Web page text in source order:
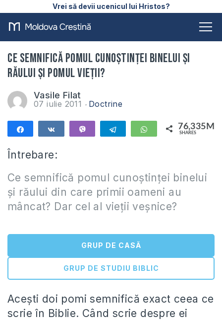
Vrei să devii ucenicul lui Hristos?
Ce semnifică pomul cunoştinţei binelui şi
răului şi pomul vieţii?
Vasile Filat
07 iulie 2011 Doctrine
Share Share Telegram WhatsApp76,335M
SHARES
Întrebare:
Ce semnifică pomul cunoștinței binelui
și răului din care primii oameni au
mâncat? Dar cel al vieții veșnice?
GRUP DE CASĂ
GRUP DE STUDIU BIBLIC
Aceşti doi pomi semnifică exact ceea ce
scrie în Biblie. Când scrie despre ei